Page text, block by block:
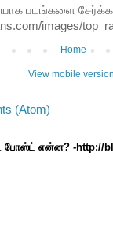
படங்களை சேர்க்க
images/
Home
View mobile
(Atom)
போஸ்ட் என்ன? -http://